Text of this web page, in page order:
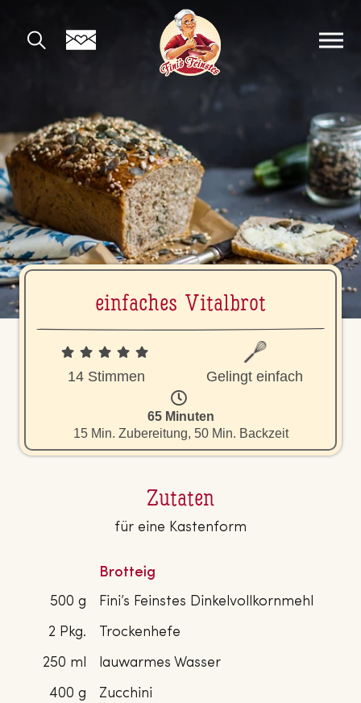
einfaches Vitalbrot
14 Stimmen Gelingt einfach
65 Minuten
15 Min. Zubereitung, 50 Min. Backzeit
Zutaten
für eine Kastenform
Brotteig
500 g
Fini’s Feinstes Dinkelvollkornmehl
2 Pkg.
Trockenhefe
250 ml
lauwarmes Wasser
400 g
Zucchini